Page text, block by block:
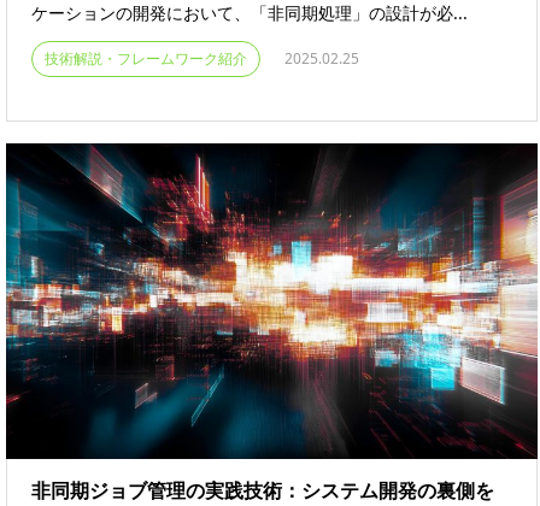
ケーションの開発において、「非同期処理」の設計が必...
技術解説・フレームワーク紹介 2025.02.25
非同期ジョブ管理の実践技術：システム開発の裏側を